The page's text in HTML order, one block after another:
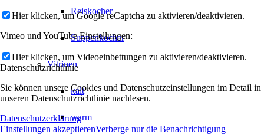
Reiskocher
Suppenkocher
Vitrinen
kalt
warm
Hier klicken, um Google reCaptcha zu aktivieren/deaktivieren.
Vimeo und YouTube Einstellungen:
Hier klicken, um Videoeinbettungen zu aktivieren/deaktivieren.
Datenschutzrichtlinie
Sie können unsere Cookies und Datenschutzeinstellungen im Detail in
unseren Datenschutzrichtlinie nachlesen.
Datenschutzerklärung
Einstellungen akzeptierenVerberge nur die Benachrichtigung